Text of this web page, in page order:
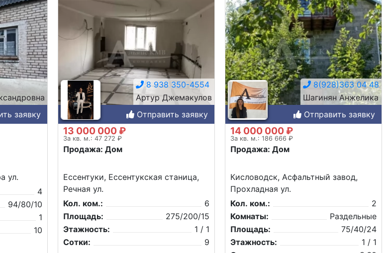
заявку
ул.
4
94/80/10
1
10
8 938 350-4554
Артур Джемакулов
Отправить заявку
13 000 000 ₽
За кв. м.: 47 272 ₽
Продажа: Дом
Ессентуки, Ессентукская станица,
Речная ул.
Кол. ком.:
6
Площадь:
275/200/15
Этажность:
1 / 1
Сотки:
9
8(928)363 04 48
Шагинян Анжелика
Отправить заявку
14 000 000 ₽
За кв. м.: 186 666 ₽
Продажа: Дом
Кисловодск, Асфальтный завод,
Прохладная ул.
Кол. ком.:
2
Комнаты:
Раздельные
Площадь:
75/40/24
Этажность:
1 / 1